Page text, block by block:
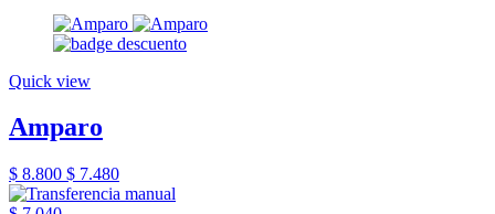
Quick view
Amparo
$ 8.800 $ 7.480